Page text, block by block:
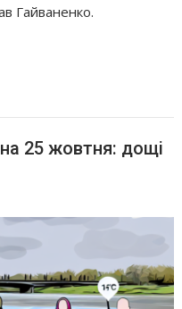
Гайваненко.
25 жовтня: дощі